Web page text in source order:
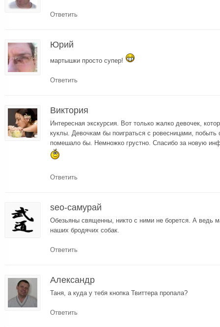
Ответить
Юрий
мартышки просто супер!
Ответить
Виктория
Интересная экскурсия. Вот только жалко девочек,
куклы. Девочкам бы поиграться с ровесницами,
помешало бы. Немножко грустно. Спасибо за новую
Ответить
seo-самурай
Обезьяны священны, никто с ними не борется. А ведь
наших бродячих собак.
Ответить
Александр
Таня, а куда у тебя кнопка Твиттера пропала?
Ответить